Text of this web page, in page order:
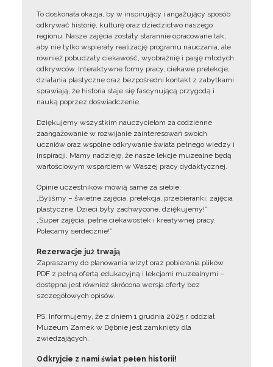
To doskonała okazja, by w inspirujący i angażujący sposób
odkrywać historię, kulturę oraz dziedzictwo naszego
regionu. Nasze zajęcia zostały starannie opracowane tak,
aby nie tylko wspierały realizację programu nauczania, ale
również pobudzały ciekawość, wyobraźnię i pasję młodych
odkrywców. Interaktywne formy pracy, ciekawe prelekcje,
działania plastyczne oraz bezpośredni kontakt z zabytkami
sprawiają, że historia staje się fascynującą przygodą i
nauką poprzez doświadczenie.
Dziękujemy wszystkim nauczycielom za codzienne
zaangażowanie w rozwijanie zainteresowań swoich
uczniów oraz wspólne odkrywanie świata pełnego wiedzy i
inspiracji. Mamy nadzieję, że nasze lekcje muzealne będą
wartościowym wsparciem w Waszej pracy dydaktycznej.
Opinie uczestników mówią same za siebie:
„Byliśmy – świetne zajęcia, prelekcja, przebieranki, zajęcia
plastyczne. Dzieci były zachwycone, dziękujemy!”
„Super zajęcia, pełne ciekawostek i kreatywnej pracy.
Polecamy serdecznie!”
Rezerwacje już trwają
Zapraszamy do planowania wizyt oraz pobierania plików
PDF z pełną ofertą edukacyjną i lekcjami muzealnymi –
dostępna jest również skrócona wersja oferty bez
szczegółowych opisów.
PS. Informujemy, że z dniem 1 grudnia 2025 r. oddział
Muzeum Zamek w Dębnie jest zamknięty dla
zwiedzających.
Odkryjcie z nami świat pełen historii!